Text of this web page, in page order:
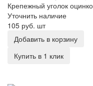
Крепежный уголок
Уточнить наличие
105 руб. шт
Добавить в корзину
Купить в 1 клик